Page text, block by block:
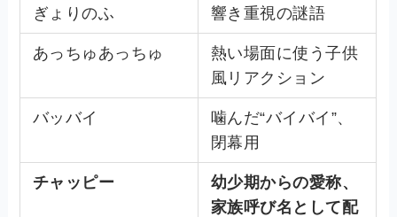
ぎょりのふ 響き重視の謎語
あっちゅあっちゅ
熱い場面に使う子供
風リアクション
バッバイ
噛んだ“バイバイ”、
閉幕用
チャッピー
幼少期からの愛称、
家族呼び名として配